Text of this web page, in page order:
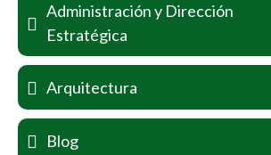
Administración y Dirección
Estratégica
Arquitectura
Blog